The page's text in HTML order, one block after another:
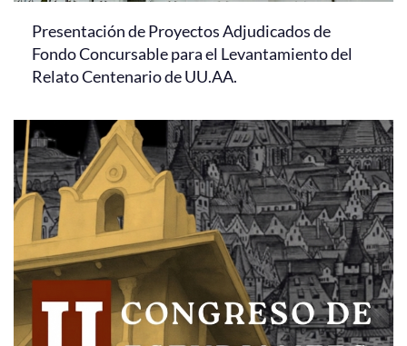
Presentación de Proyectos Adjudicados de
Fondo Concursable para el Levantamiento del
Relato Centenario de UU.AA.